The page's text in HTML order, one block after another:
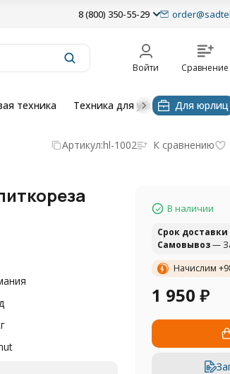
8 (800) 350-55-29
Войти Сравнение
техника Техника для уборки Для юрлиц
Артикул:hl-1002 К сравнению
В наличии
Cрок доставки
Самовывоз—
Начислим +
1 950 ₽